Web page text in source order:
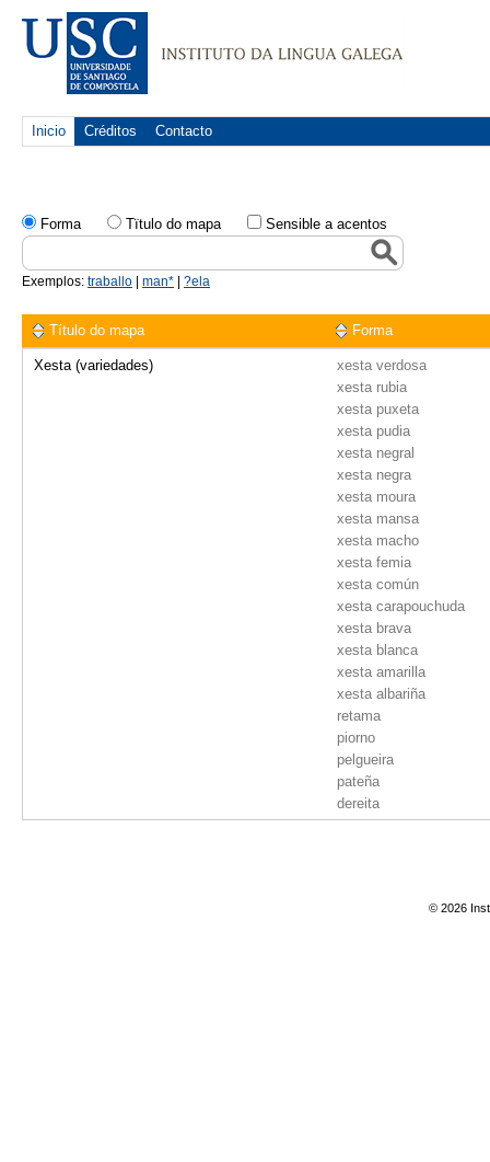
Inicio Créditos Contacto
Forma Tïtulo do mapa Sensible a acentos
Exemplos: traballo man* ?ela
Título do mapa Forma
Xesta (variedades)
xesta verdosa
xesta rubia
xesta puxeta
xesta pudia
xesta negral
xesta negra
xesta moura
xesta mansa
xesta macho
xesta femia
xesta común
xesta carapouchuda
xesta brava
xesta blanca
xesta amarilla
xesta albariña
retama
piorno
pelgueira
pateña
dereita
© 2026